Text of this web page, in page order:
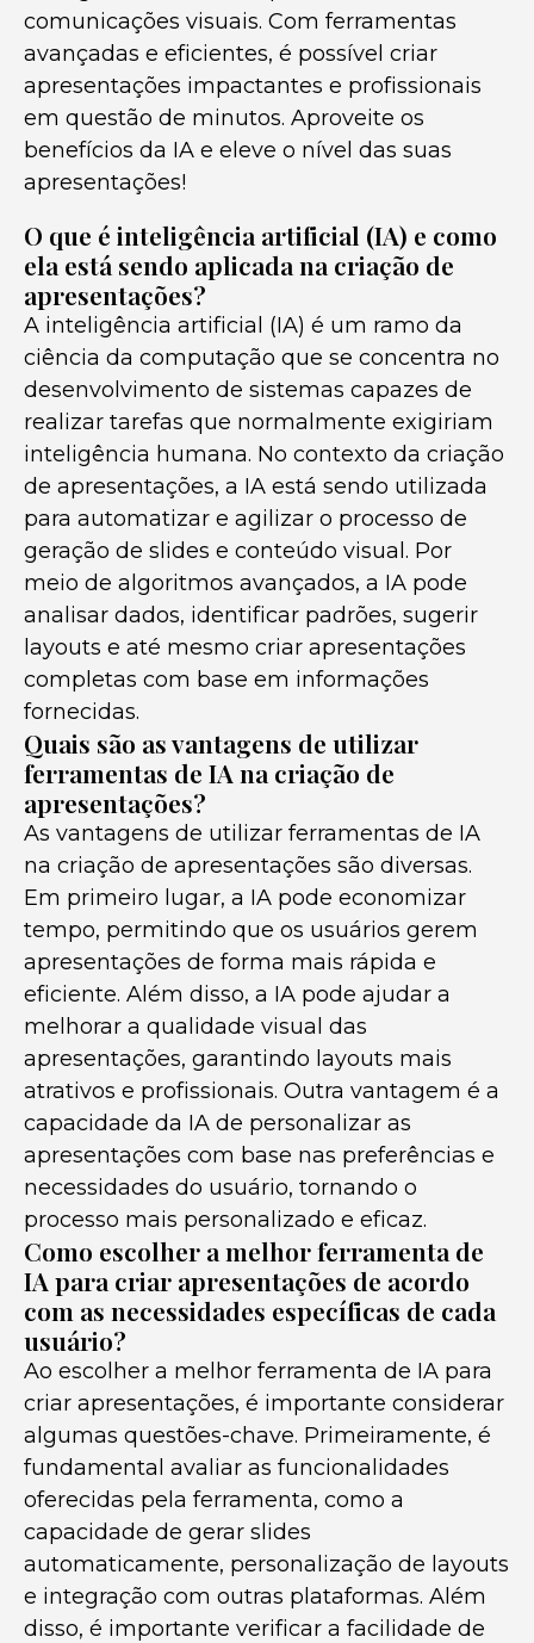
comunicações visuais. Com ferramentas
avançadas e eficientes, é possível criar
apresentações impactantes e profissionais
em questão de minutos. Aproveite os
benefícios da IA e eleve o nível das suas
apresentações!
O que é inteligência artificial (IA) e como
ela está sendo aplicada na criação de
apresentações?
A inteligência artificial (IA) é um ramo da
ciência da computação que se concentra no
desenvolvimento de sistemas capazes de
realizar tarefas que normalmente exigiriam
inteligência humana. No contexto da criação
de apresentações, a IA está sendo utilizada
para automatizar e agilizar o processo de
geração de slides e conteúdo visual. Por
meio de algoritmos avançados, a IA pode
analisar dados, identificar padrões, sugerir
layouts e até mesmo criar apresentações
completas com base em informações
fornecidas.
Quais são as vantagens de utilizar
ferramentas de IA na criação de
apresentações?
As vantagens de utilizar ferramentas de IA
na criação de apresentações são diversas.
Em primeiro lugar, a IA pode economizar
tempo, permitindo que os usuários gerem
apresentações de forma mais rápida e
eficiente. Além disso, a IA pode ajudar a
melhorar a qualidade visual das
apresentações, garantindo layouts mais
atrativos e profissionais. Outra vantagem é a
capacidade da IA de personalizar as
apresentações com base nas preferências e
necessidades do usuário, tornando o
processo mais personalizado e eficaz.
Como escolher a melhor ferramenta de
IA para criar apresentações de acordo
com as necessidades específicas de cada
usuário?
Ao escolher a melhor ferramenta de IA para
criar apresentações, é importante considerar
algumas questões-chave. Primeiramente, é
fundamental avaliar as funcionalidades
oferecidas pela ferramenta, como a
capacidade de gerar slides
automaticamente, personalização de layouts
e integração com outras plataformas. Além
disso, é importante verificar a facilidade de